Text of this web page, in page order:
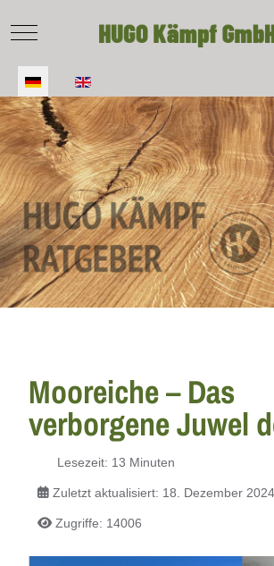
Mobile Menu Toggle
Sprache auswählen
Mooreiche – Das
verborgene Juwel
Lesezeit: 13 Minuten
Zuletzt aktualisiert: 18. Dezember 2024
Zugriffe: 14006